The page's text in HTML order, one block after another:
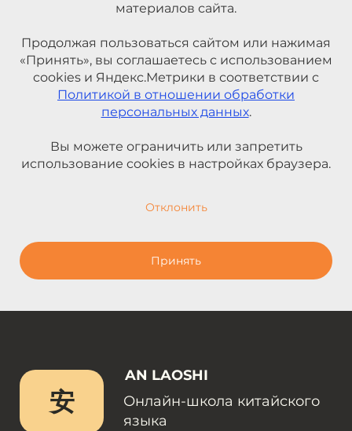
материалов сайта.
Продолжая пользоваться сайтом или нажимая
«Принять», вы соглашаетесь с использованием
cookies и Яндекс.Метрики в соответствии с
Политикой в отношении обработки
персональных данных.
Вы можете ограничить или запретить
использование cookies в настройках браузера.
Отклонить
Принять
安
AN LAOSHI
Онлайн-школа китайского
языка